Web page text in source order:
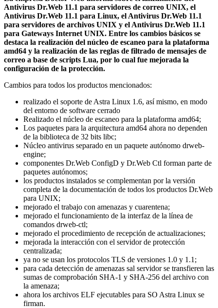
Antivirus Dr.Web 11.1 para servidores de correo UNIX, el
Antivirus Dr.Web 11.1 para Linux, el Antivirus Dr.Web 11.1
para servidores de archivos UNIX y el Antivirus Dr.Web 11.1
para Gateways Internet UNIX. Entre los cambios básicos se
destaca la realización del núcleo de escaneo para la plataforma
amd64 y la realización de las reglas de filtrado de mensajes de
correo a base de scripts Lua, por lo cual fue mejorada la
configuración de la protección.
Cambios para todos los productos mencionados:
realizado el soporte de Astra Linux 1.6, así mismo, en modo
del entorno de software cerrado
Realizado el núcleo de escaneo para la plataforma amd64;
Los paquetes para la arquitectura amd64 ahora no dependen
de la biblioteca de 32 bits libc;
Núcleo antivirus separado en un paquete autónomo drweb-
engine;
componentes Dr.Web ConfigD y Dr.Web Ctl forman parte de
paquetes autónomos;
los productos instalados se complementan por la versión
completa de la documentación de todos los productos Dr.Web
para UNIX;
mejorado el trabajo con amenazas y cuarentena;
mejorado el funcionamiento de la interfaz de la línea de
comandos drweb-ctl;
mejorado el procedimiento de recepción de actualizaciones;
mejorada la interacción con el servidor de protección
centralizada;
ya no se usan los protocolos TLS de versiones 1.0 y 1.1;
para cada detección de amenazas sal servidor se transfieren las
sumas de comprobación SHA-1 y SHA-256 del archivo con
la amenaza;
ahora los archivos ELF ejecutables para SO Astra Linux se
firman.